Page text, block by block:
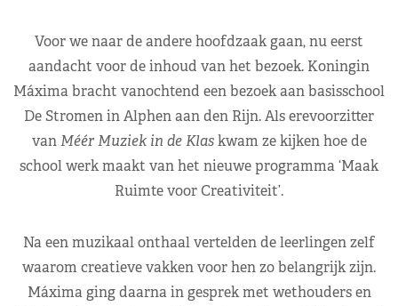
Voor we naar de andere hoofdzaak gaan, nu eerst
aandacht voor de inhoud van het bezoek. Koningin
Máxima bracht vanochtend een bezoek aan basisschool
De Stromen in Alphen aan den Rijn. Als erevoorzitter
vanMéér Muziek in de Klaskwam ze kijken hoe de
school werk maakt van het nieuwe programma ‘Maak
Ruimte voor Creativiteit’.
Na een muzikaal onthaal vertelden de leerlingen zelf
waarom creatieve vakken voor hen zo belangrijk zijn.
Máxima ging daarna in gesprek met wethouders en